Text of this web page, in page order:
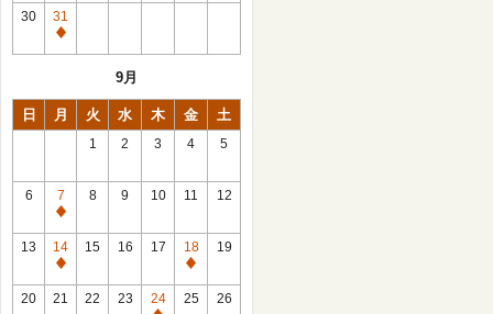
館
日
30
31
休
9月
日 月 火 水 木 金 土
1 2 3 4 5
6
7
休
館
日
8 9 10 11 12
13
14
休
館
15 16 17
18
休
館
19
20 21 22 23
24
25 26